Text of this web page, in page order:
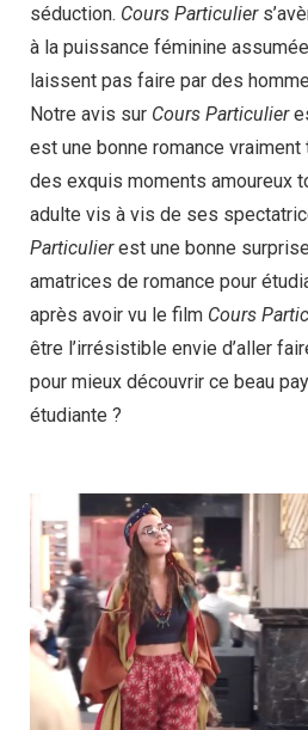
séduction. Cours Particulier
à la puissance féminine
laissent pas faire par des
Notre avis sur Cours Particulier
est une bonne romance
des exquis moments amoureux
adulte vis à vis de ses
Particulierest une bonne
amatrices de romance pour
après avoir vu le film Cours
être l’irrésistible envie d’aller
pour mieux découvrir ce beau
étudiante ?